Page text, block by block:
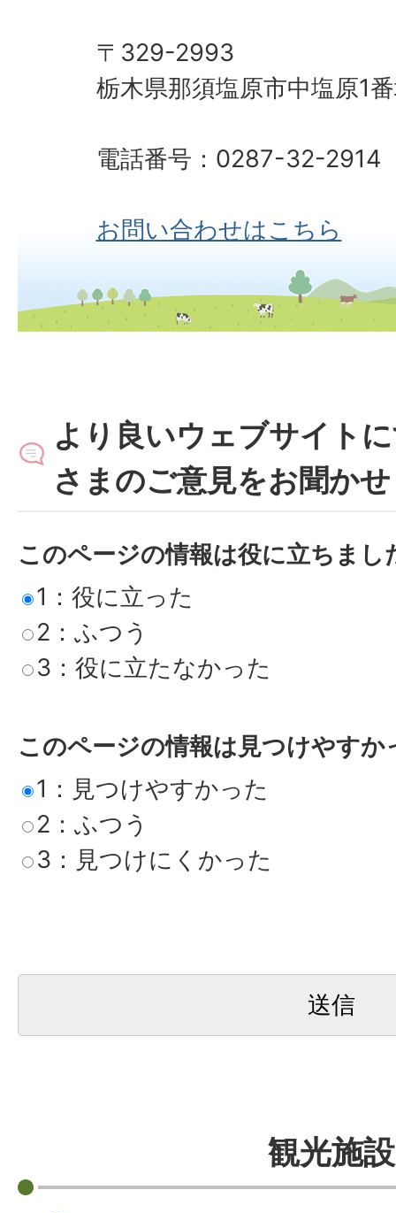
〒329-2993
栃木県那須塩原市中塩原1
電話番号：0287-32-2914
お問い合わせはこちら
より良いウェブサイト
さまのご意見をお聞か
このページの情報は役に立ちまし
1：役に立った
2：ふつう
3：役に立たなかった
このページの情報は見つけやすか
1：見つけやすかった
2：ふつう
3：見つけにくかった
観光施設